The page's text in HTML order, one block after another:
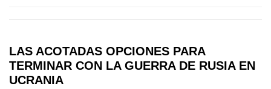
LAS ACOTADAS OPCIONES PARA
TERMINAR CON LA GUERRA DE RUSIA EN
UCRANIA